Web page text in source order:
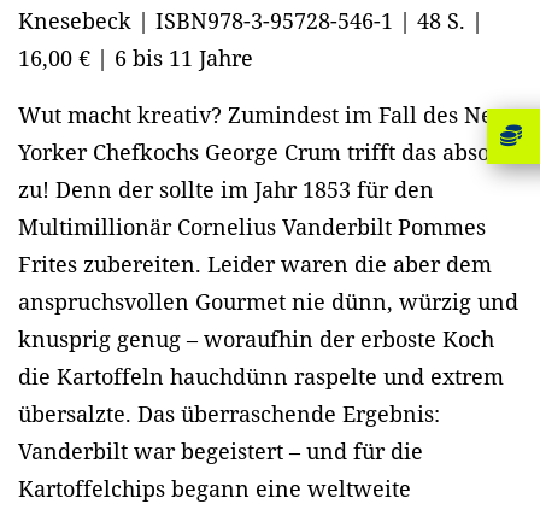
Knesebeck | ISBN978-3-95728-546-1 | 48 S. |
16,00 € | 6 bis 11 Jahre
Wut macht kreativ? Zumindest im Fall des New
Yorker Chefkochs George Crum trifft das absolut
zu! Denn der sollte im Jahr 1853 für den
Multimillionär Cornelius Vanderbilt Pommes
Frites zubereiten. Leider waren die aber dem
anspruchsvollen Gourmet nie dünn, würzig und
knusprig genug – woraufhin der erboste Koch
die Kartoffeln hauchdünn raspelte und extrem
übersalzte. Das überraschende Ergebnis:
Vanderbilt war begeistert – und für die
Kartoffelchips begann eine weltweite